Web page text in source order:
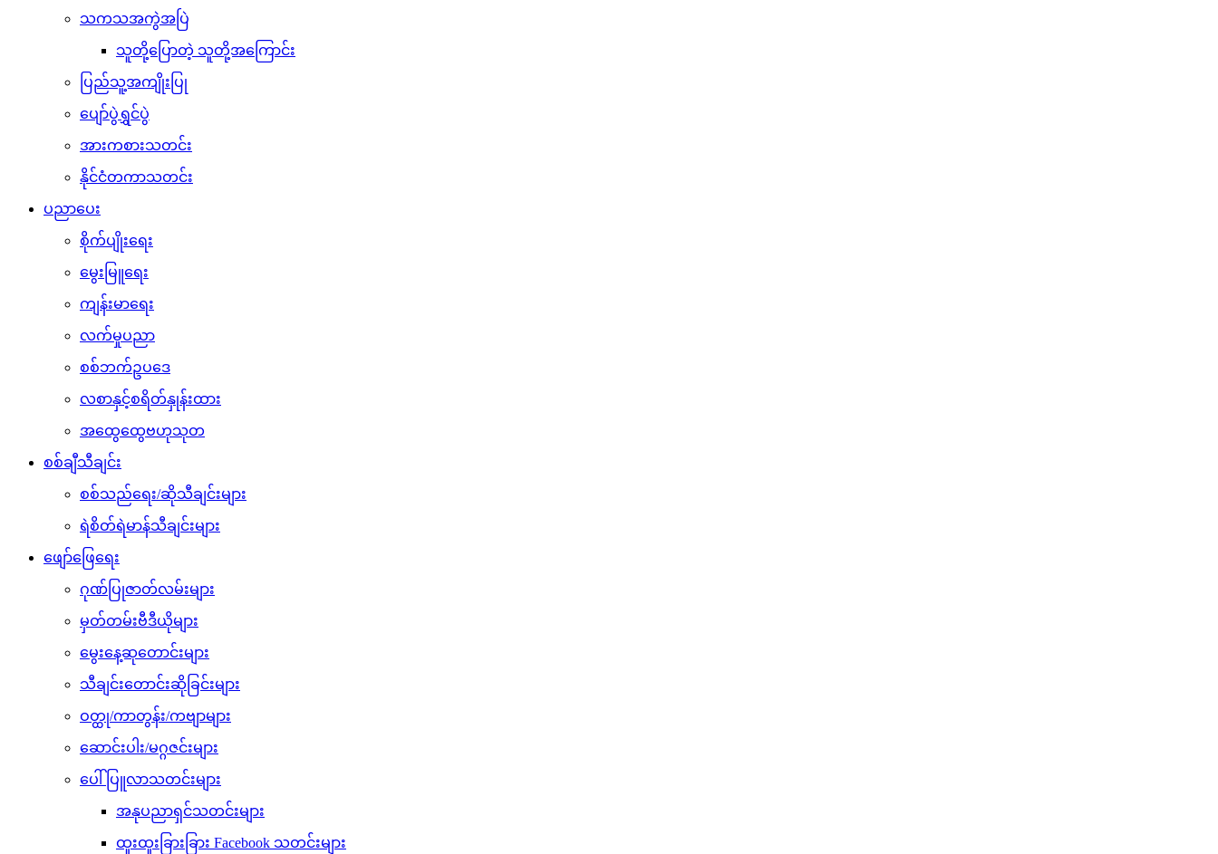
သကသအကွဲအပြဲ
သူတို့ပြောတဲ့ သူတို့အကြောင်း
ပြည်သူ့အကျိုးပြု
ပျော်ပွဲရွှင်ပွဲ
အားကစားသတင်း
နိုင်ငံတကာသတင်း
ပညာပေး
စိုက်ပျိုးရေး
မွေးမြူရေး
ကျန်းမာရေး
လက်မှုပညာ
စစ်ဘက်ဥပဒေ
လစာနှင့်စရိတ်နှုန်းထား
အထွေထွေဗဟုသုတ
စစ်ချီသီချင်း
စစ်သည်ရေး/ဆိုသီချင်းများ
ရဲစိတ်ရဲမာန်သီချင်းများ
ဖျော်ဖြေရေး
ဂုဏ်ပြုဇာတ်လမ်းများ
မှတ်တမ်းဗီဒီယိုများ
မွေးနေ့ဆုတောင်းများ
သီချင်းတောင်းဆိုခြင်းများ
ဝတ္ထု/ကာတွန်း/ကဗျာများ
ဆောင်းပါး/မဂ္ဂဇင်းများ
ပေါ်ပြူလာသတင်းများ
အနုပညာရှင်သတင်းများ
ထူးထူးခြားခြား Facebook သတင်းများ